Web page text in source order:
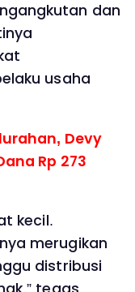
dan
usaha
Devy
Rp 273
kecil.
merugikan
distribusi